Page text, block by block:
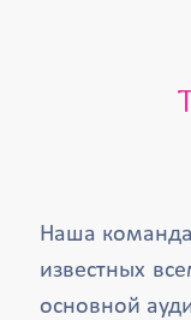
Наша
известных
основной